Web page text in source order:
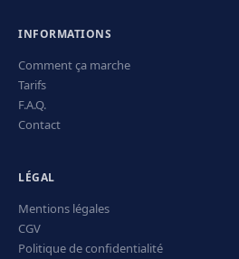
INFORMATIONS
Comment ça marche
Tarifs
F.A.Q.
Contact
LÉGAL
Mentions légales
CGV
Politique de confidentialité